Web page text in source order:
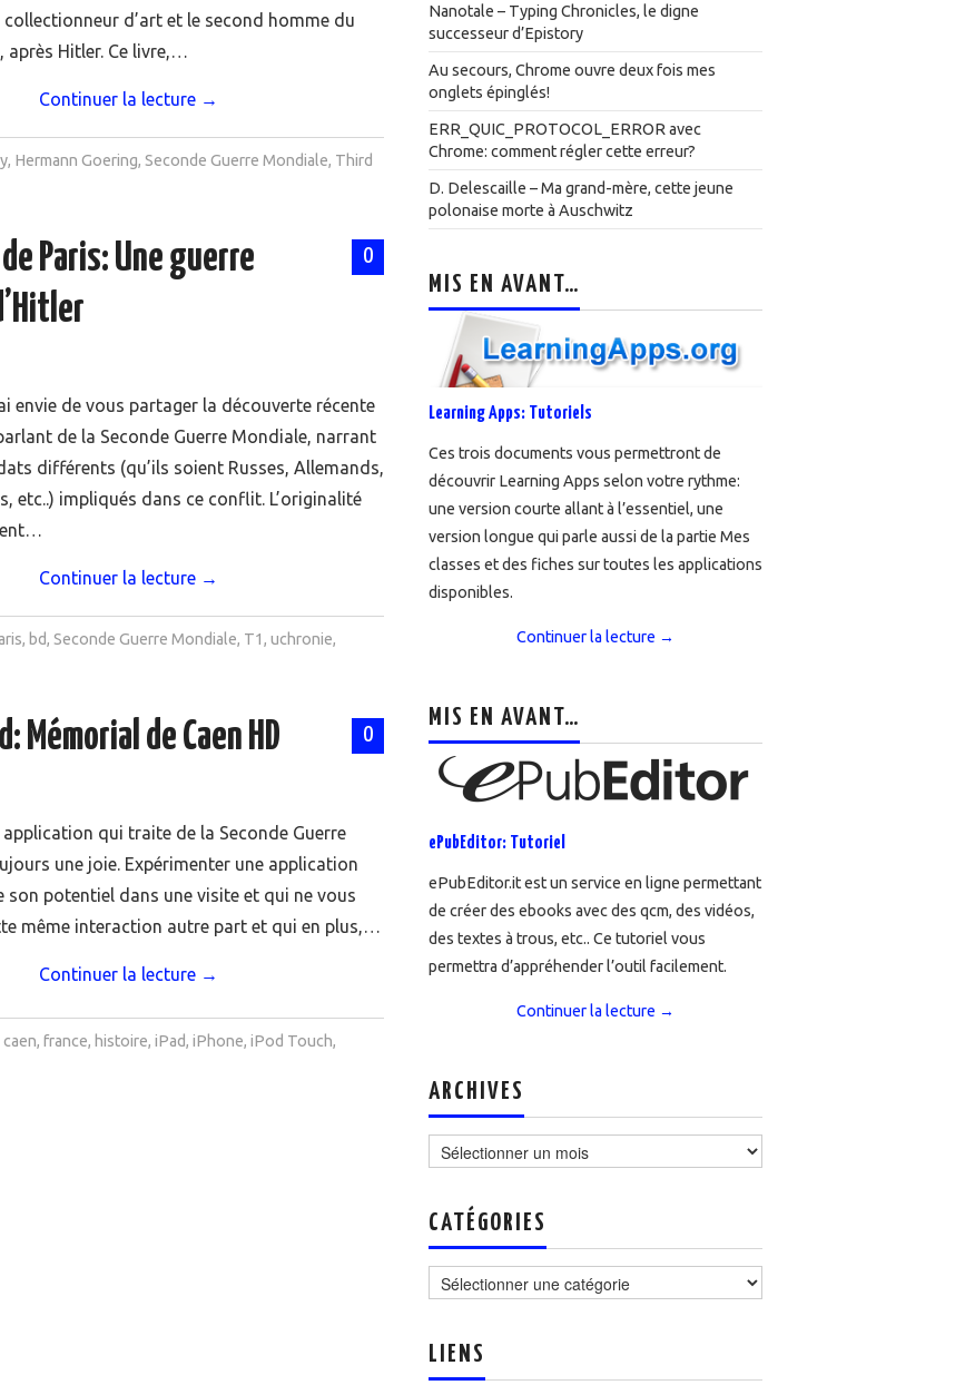
d’art et le second homme du
après Hitler. Ce livre,…
Continuer la lecture →
, Hermann Goering, Seconde Guerre Mondiale, Third
0
Paris: Une guerre
envie de vous partager la découverte récente
de la Seconde Guerre Mondiale, narrant
différents (qu’ils soient Russes, Allemands,
etc..) impliqués dans ce conflit. L’originalité
Continuer la lecture →
, bd, Seconde Guerre Mondiale, T1, uchronie,
0
de Caen HD
qui traite de la Seconde Guerre
une joie. Expérimenter une application
son potentiel dans une visite et qui ne vous
même interaction autre part et qui en plus,…
Continuer la lecture →
caen, france, histoire, iPad, iPhone, iPod Touch,
Nanotale – Typing Chronicles, le digne
successeur d’Epistory
Au secours, Chrome ouvre deux fois mes
onglets épinglés!
ERR_QUIC_PROTOCOL_ERROR avec
Chrome: comment régler cette erreur?
D. Delescaille – Ma grand-mère, cette jeune
polonaise morte à Auschwitz
MIS EN AVANT…
Learning Apps: Tutoriels
Ces trois documents vous permettront de
découvrir Learning Apps selon votre rythme:
une version courte allant à l’essentiel, une
version longue qui parle aussi de la partie Mes
classes et des fiches sur toutes les applications
disponibles.
Continuer la lecture →
MIS EN AVANT…
ePubEditor: Tutoriel
ePubEditor.it est un service en ligne permettant
de créer des ebooks avec des qcm, des vidéos,
des textes à trous, etc.. Ce tutoriel vous
permettra d’appréhender l’outil facilement.
Continuer la lecture →
ARCHIVES
CATÉGORIES
LIENS